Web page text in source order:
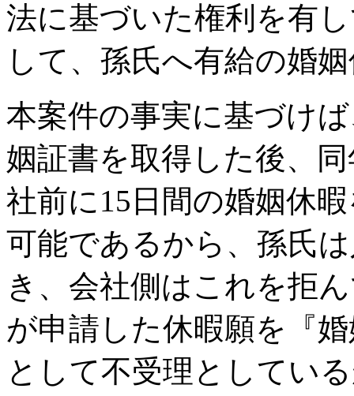
法に基づいた権利を有
して、孫氏へ有給の婚
本案件の事実に基づけ
姻証書を取得した後、
社前に15日間の婚姻休
可能であるから、孫氏
き、会社側はこれを拒
が申請した休暇願を『
として不受理としてい